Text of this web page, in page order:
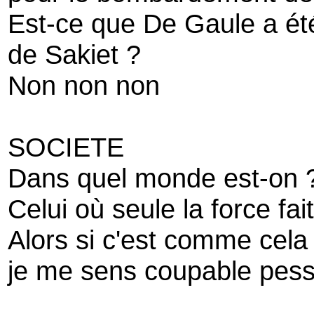
Est-ce que De Gaule a
de Sakiet ?
Non non non
SOCIETE
Dans quel monde est-on
Celui où seule la force
Alors si c'est comme cela
je me sens coupable